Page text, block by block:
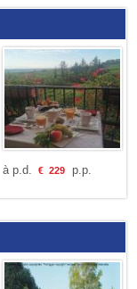
à p.d.
€ 229p.p.